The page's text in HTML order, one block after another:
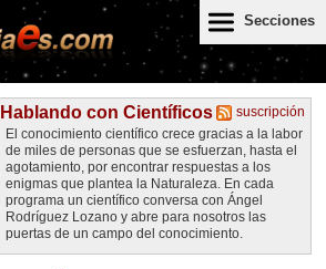
Secciones
suscripción
Hablando con Científicos
El conocimiento científico crece gracias a la labor
de miles de personas que se esfuerzan, hasta el
agotamiento, por encontrar respuestas a los
enigmas que plantea la Naturaleza. En cada
programa un científico conversa con Ángel
Rodríguez Lozano y abre para nosotros las
puertas de un campo del conocimiento.